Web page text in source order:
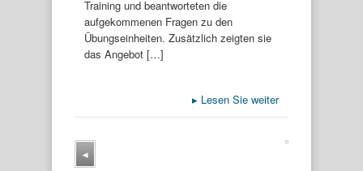
Training und beantworteten die
aufgekommenen Fragen zu den
Übungseinheiten. Zusätzlich zeigten sie
das Angebot […]
▸ Lesen Sie weiter
◂